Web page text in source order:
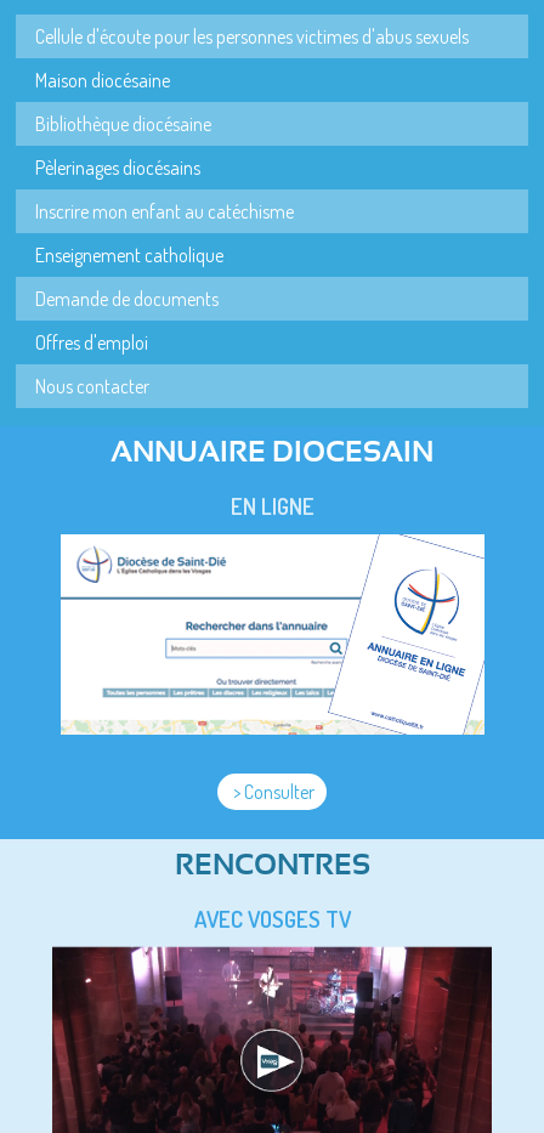
Cellule d'écoute pour les personnes victimes d'abus sexuels
Maison diocésaine
Bibliothèque diocésaine
Pèlerinages diocésains
Inscrire mon enfant au catéchisme
Enseignement catholique
Demande de documents
Offres d'emploi
Nous contacter
ANNUAIRE DIOCESAIN
EN LIGNE
> Consulter
RENCONTRES
AVEC VOSGES TV